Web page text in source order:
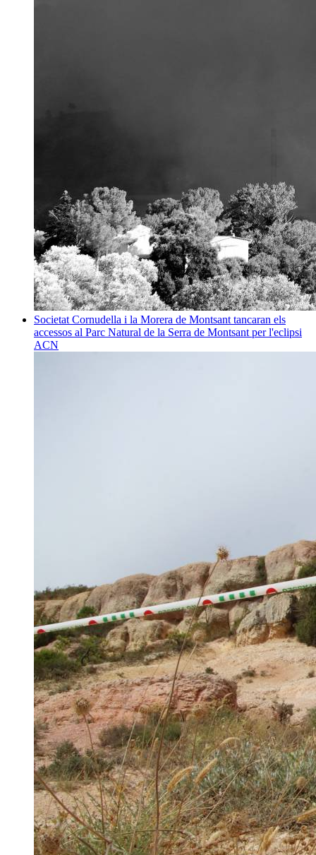
Societat Cornudella i la Morera de Montsant tancaran els
accessos al Parc Natural de la Serra de Montsant per l'eclipsi
ACN